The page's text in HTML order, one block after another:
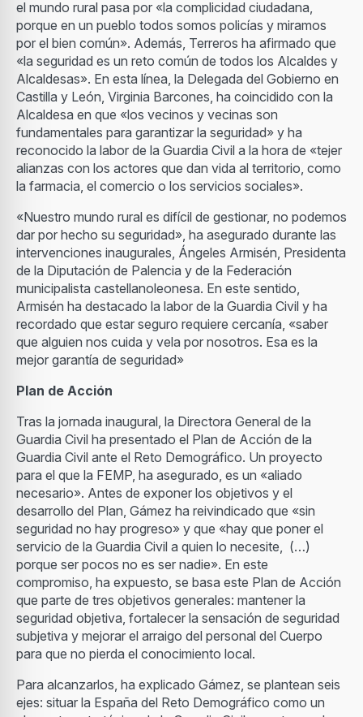
el mundo rural pasa por «la complicidad ciudadana,
porque en un pueblo todos somos policías y miramos
por el bien común». Además, Terreros ha afirmado que
«la seguridad es un reto común de todos los Alcaldes y
Alcaldesas». En esta línea, la Delegada del Gobierno en
Castilla y León, Virginia Barcones, ha coincidido con la
Alcaldesa en que «los vecinos y vecinas son
fundamentales para garantizar la seguridad» y ha
reconocido la labor de la Guardia Civil a la hora de «tejer
alianzas con los actores que dan vida al territorio, como
la farmacia, el comercio o los servicios sociales».
«Nuestro mundo rural es difícil de gestionar, no podemos
dar por hecho su seguridad», ha asegurado durante las
intervenciones inaugurales, Ángeles Armisén, Presidenta
de la Diputación de Palencia y de la Federación
municipalista castellanoleonesa. En este sentido,
Armisén ha destacado la labor de la Guardia Civil y ha
recordado que estar seguro requiere cercanía, «saber
que alguien nos cuida y vela por nosotros. Esa es la
mejor garantía de seguridad»
Plan de Acción
Tras la jornada inaugural, la Directora General de la
Guardia Civil ha presentado el Plan de Acción de la
Guardia Civil ante el Reto Demográfico. Un proyecto
para el que la FEMP, ha asegurado, es un «aliado
necesario». Antes de exponer los objetivos y el
desarrollo del Plan, Gámez ha reivindicado que «sin
seguridad no hay progreso» y que «hay que poner el
servicio de la Guardia Civil a quien lo necesite, (…)
porque ser pocos no es ser nadie». En este
compromiso, ha expuesto, se basa este Plan de Acción
que parte de tres objetivos generales: mantener la
seguridad objetiva, fortalecer la sensación de seguridad
subjetiva y mejorar el arraigo del personal del Cuerpo
para que no pierda el conocimiento local.
Para alcanzarlos, ha explicado Gámez, se plantean seis
ejes: situar la España del Reto Demográfico como un